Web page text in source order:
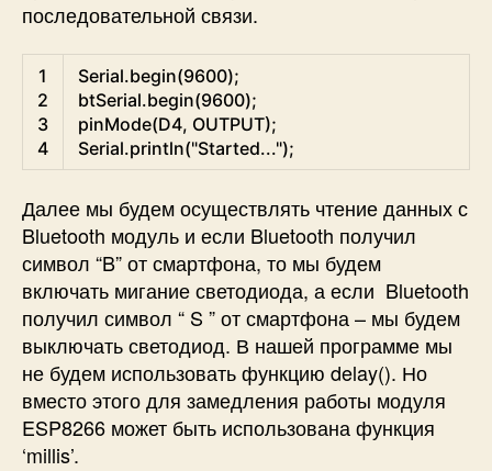
последовательной связи.
1
2
3
4
Serial.begin(9600);
btSerial.begin(9600);
pinMode(D4, OUTPUT);
Serial.println("Started...");
Далее мы будем осуществлять чтение данных с
Bluetooth модуль и если Bluetooth получил
символ “B” от смартфона, то мы будем
включать мигание светодиода, а если Bluetooth
получил символ “ S ” от смартфона – мы будем
выключать светодиод. В нашей программе мы
не будем использовать функцию delay(). Но
вместо этого для замедления работы модуля
ESP8266 может быть использована функция
‘millis’.